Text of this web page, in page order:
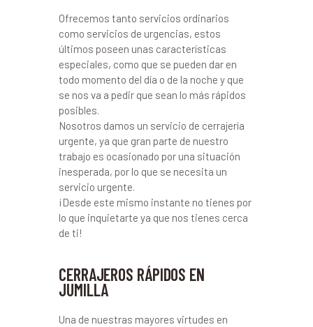
Ofrecemos tanto servicios ordinarios
como servicios de urgencias, estos
últimos poseen unas características
especiales, como que se pueden dar en
todo momento del día o de la noche y que
se nos va a pedir que sean lo más rápidos
posibles.
Nosotros damos un servicio de cerrajería
urgente, ya que gran parte de nuestro
trabajo es ocasionado por una situación
inesperada, por lo que se necesita un
servicio urgente.
¡Desde este mismo instante no tienes por
lo que inquietarte ya que nos tienes cerca
de ti!
CERRAJEROS RÁPIDOS EN
JUMILLA
Una de nuestras mayores virtudes en